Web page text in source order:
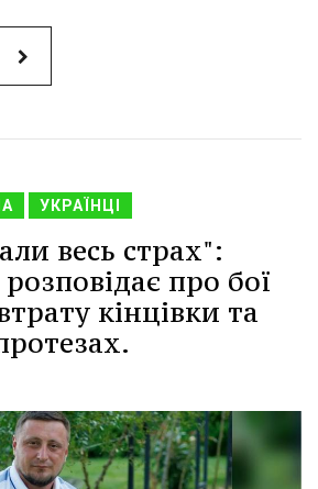
УКРАЇНЦІ
весь страх":
про бої
кінцівки та